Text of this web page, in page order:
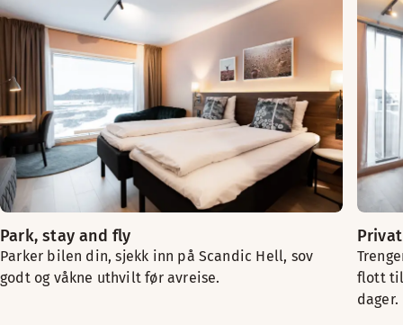
Park, stay and fly
Parker bilen din, sjekk inn på Scandic Hell, sov
godt og våkne uthvilt før avreise.
flott
dager.